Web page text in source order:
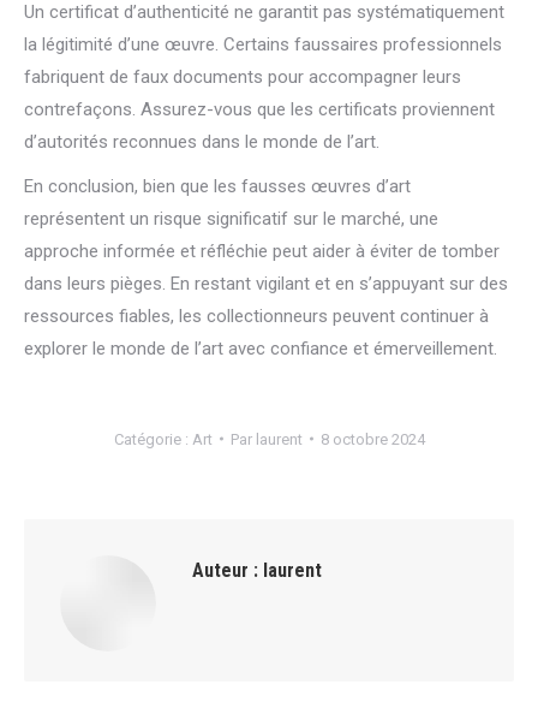
Un certificat d’authenticité ne garantit pas systématiquement
la légitimité d’une œuvre. Certains faussaires professionnels
fabriquent de faux documents pour accompagner leurs
contrefaçons. Assurez-vous que les certificats proviennent
d’autorités reconnues dans le monde de l’art.
En conclusion, bien que les fausses œuvres d’art
représentent un risque significatif sur le marché, une
approche informée et réfléchie peut aider à éviter de tomber
dans leurs pièges. En restant vigilant et en s’appuyant sur des
ressources fiables, les collectionneurs peuvent continuer à
explorer le monde de l’art avec confiance et émerveillement.
Catégorie : Art Par laurent 8 octobre 2024
Auteur : laurent